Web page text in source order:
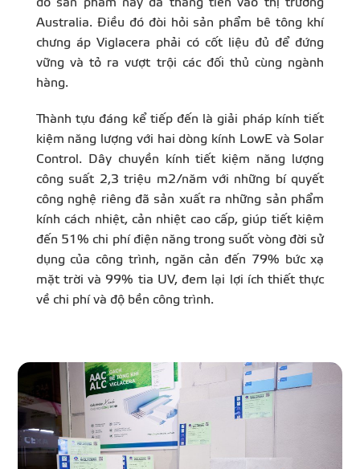
Australia. Điều đó đòi hỏi sản phẩm bê tông khí
chưng áp Viglacera phải có cốt liệu đủ để đứng
vững và tỏ ra vượt trội các đối thủ cùng ngành
hàng.
Thành tựu đáng kể tiếp đến là giải pháp kính tiết
kiệm năng lượng với hai dòng kính LowE và Solar
Control. Dây chuyền kính tiết kiệm năng lượng
công suất 2,3 triệu m2/năm với những bí quyết
công nghệ riêng đã sản xuất ra những sản phẩm
kính cách nhiệt, cản nhiệt cao cấp, giúp tiết kiệm
đến 51% chi phí điện năng trong suốt vòng đời sử
dụng của công trình, ngăn cản đến 79% bức xạ
mặt trời và 99% tia UV, đem lại lợi ích thiết thực
về chi phí và độ bền công trình.